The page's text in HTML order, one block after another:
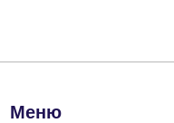
Меню